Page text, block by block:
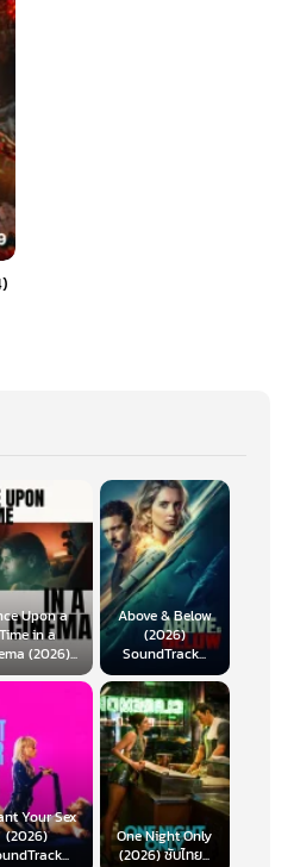
Upon a
Time in a
(2026)...
Above & Below
(2026)
SoundTrack...
Your Sex
(2026)
One Night Only
(2026) ซับไทย...